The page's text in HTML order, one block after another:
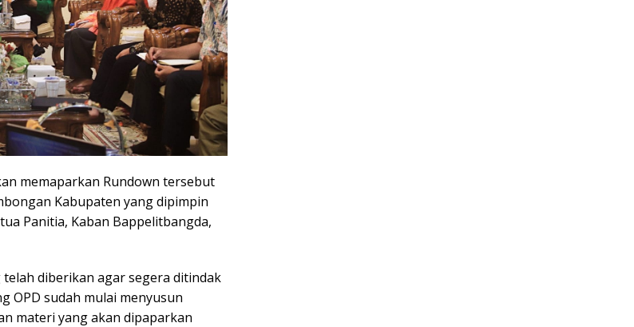
memaparkan Rundown tersebut
Kabupaten yang dipimpin
Panitia, Kaban Bappelitbangda,
diberikan agar segera ditindak
OPD sudah mulai menyusun
materi yang akan dipaparkan